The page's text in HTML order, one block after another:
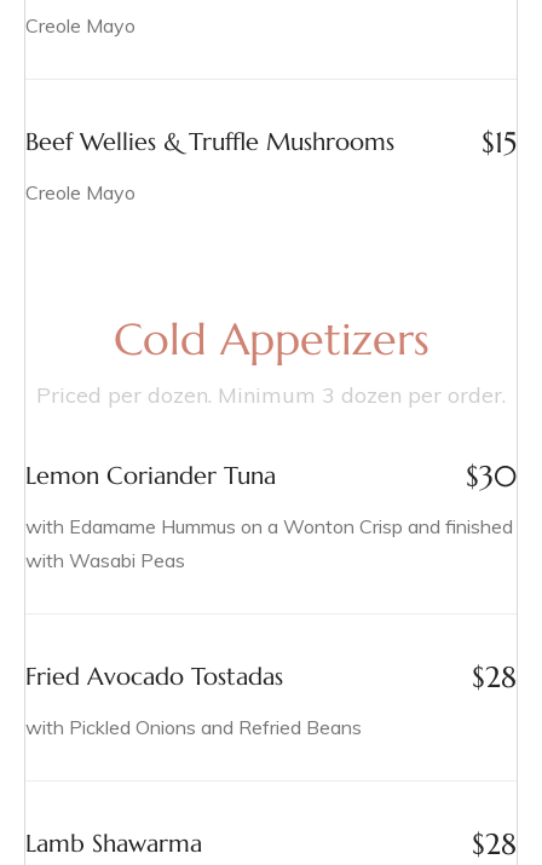
Creole Mayo
Beef Wellies & Truffle Mushrooms $15
Creole Mayo
Cold Appetizers
Priced per dozen. Minimum 3 dozen per order.
Lemon Coriander Tuna $30
with Edamame Hummus on a Wonton Crisp and finished
with Wasabi Peas
Fried Avocado Tostadas $28
with Pickled Onions and Refried Beans
Lamb Shawarma $28